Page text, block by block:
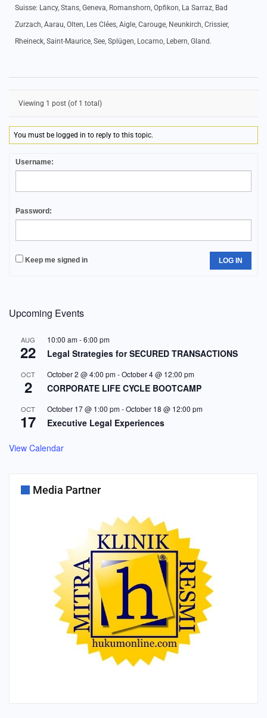
Suisse: Lancy, Stans, Geneva, Romanshorn, Opfikon, La Sarraz, Bad
Zurzach, Aarau, Olten, Les Clées, Aigle, Carouge, Neunkirch, Crissier,
Rheineck, Saint-Maurice, See, Splügen, Locarno, Lebern, Gland.
Viewing 1 post (of 1 total)
You must be logged in to reply to this topic.
Username:
Password:
Keep me signed in LOG IN
Upcoming Events
AUG
22
10:00 am-6:00 pm
Legal Strategies for SECURED TRANSACTIONS
OCT
2
October 2 @ 4:00 pm-October 4 @ 12:00 pm
CORPORATE LIFE CYCLE BOOTCAMP
OCT
17
October 17 @ 1:00 pm-October 18 @ 12:00 pm
Executive Legal Experiences
View Calendar
Media Partner